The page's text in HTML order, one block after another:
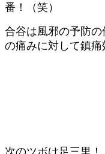
番！（笑）
合谷は風邪の予防の
の痛みに対して鎮痛
次のツボは足三里！